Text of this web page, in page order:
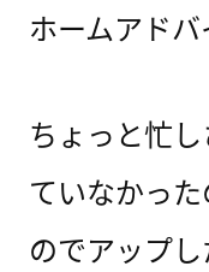
ホームアドバ
ちょっと忙
ていなかっ
のでアップし